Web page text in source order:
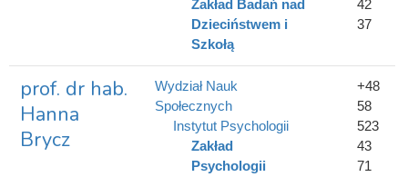
42
37
Zakład Badań nad
Dzieciństwem i
Szkołą
prof. dr hab.
Hanna
Brycz
+48
58
523
43
71
Wydział Nauk
Społecznych
Instytut Psychologii
Zakład
Psychologii